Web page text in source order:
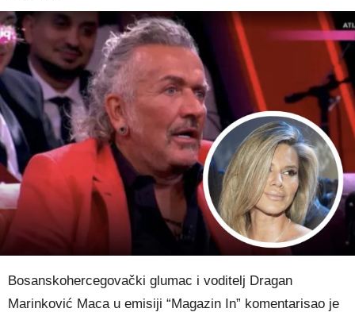
Bosanskohercegovački glumac i voditelj Dragan
Marinković Maca u emisiji “Magazin In” komentarisao je